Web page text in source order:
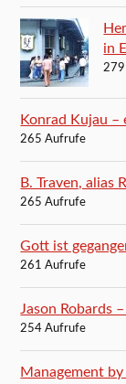
in
Konrad Kujau –
265 Aufrufe
B. Traven, alias
265 Aufrufe
Gott ist
261 Aufrufe
Jason Robards
254 Aufrufe
Management